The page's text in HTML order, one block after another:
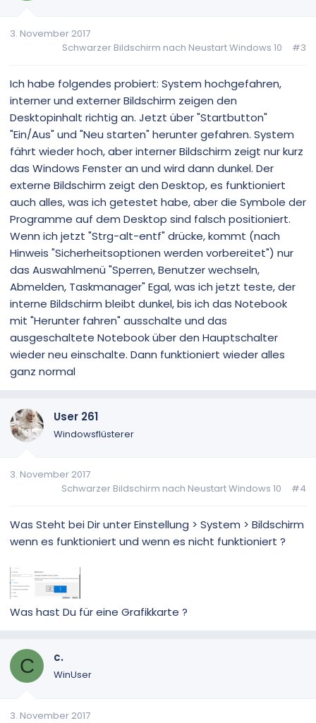
3. November 2017
Schwarzer Bildschirm nach Neustart Windows 10
#3
Ich habe folgendes probiert: System hochgefahren,
interner und externer Bildschirm zeigen den
Desktopinhalt richtig an. Jetzt über "Startbutton"
"Ein/Aus" und "Neu starten" herunter gefahren. System
fährt wieder hoch, aber interner Bildschirm zeigt nur kurz
das Windows Fenster an und wird dann dunkel. Der
externe Bildschirm zeigt den Desktop, es funktioniert
auch alles, was ich getestet habe, aber die Symbole der
Programme auf dem Desktop sind falsch positioniert.
Wenn ich jetzt "Strg-alt-entf" drücke, kommt (nach
Hinweis "Sicherheitsoptionen werden vorbereitet") nur
das Auswahlmenü "Sperren, Benutzer wechseln,
Abmelden, Taskmanager" Egal, was ich jetzt teste, der
interne Bildschirm bleibt dunkel, bis ich das Notebook
mit "Herunter fahren" ausschalte und das
ausgeschaltete Notebook über den Hauptschalter
wieder neu einschalte. Dann funktioniert wieder alles
ganz normal
User 261
Windowsflüsterer
3. November 2017
Schwarzer Bildschirm nach Neustart Windows 10
#4
Was Steht bei Dir unter Einstellung > System > Bildschirm
wenn es funktioniert und wenn es nicht funktioniert ?
Was hast Du für eine Grafikkarte ?
C c.
WinUser
3. November 2017